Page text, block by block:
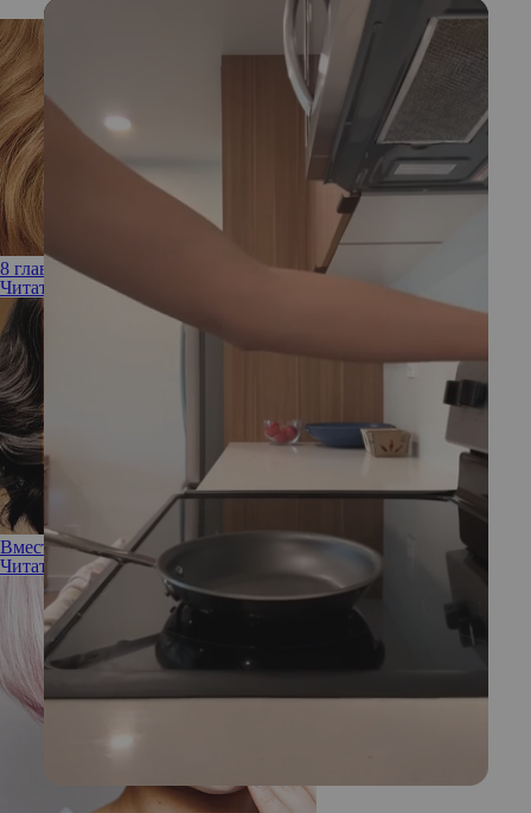
8 главных трендов в окрашивании волос
Читать полностью
Вместо окрашивания: тонирующие средства для волос
Читать полностью